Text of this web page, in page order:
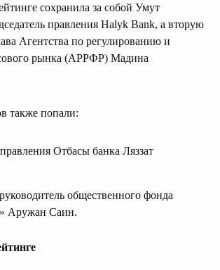
сохранила за собой Умут
правления Halyk Bank, а вторую
Агентства по регулированию и
рынка (АРРФР) Мадина
также попали:
Отбасы банка Ляззат
общественного фонда
Аружан Саин.